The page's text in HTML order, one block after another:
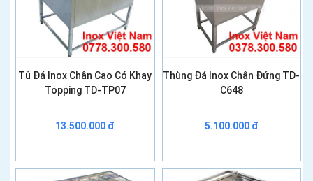
Tủ Đá Inox Chân Cao Có Khay
Topping TD-TP07
13.500.000 đ
Thùng Đá Inox Chân Đứng TD-
C648
5.100.000 đ